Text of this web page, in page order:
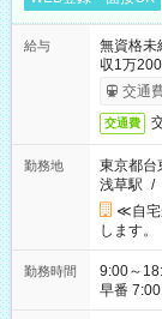
給与
無資格
収1万
交通
交通費
勤務地
東京都台
浅草駅 /
≪自宅
します。
勤務時間
9:00～18:00（休憩60
早番 7:00～
い」 「